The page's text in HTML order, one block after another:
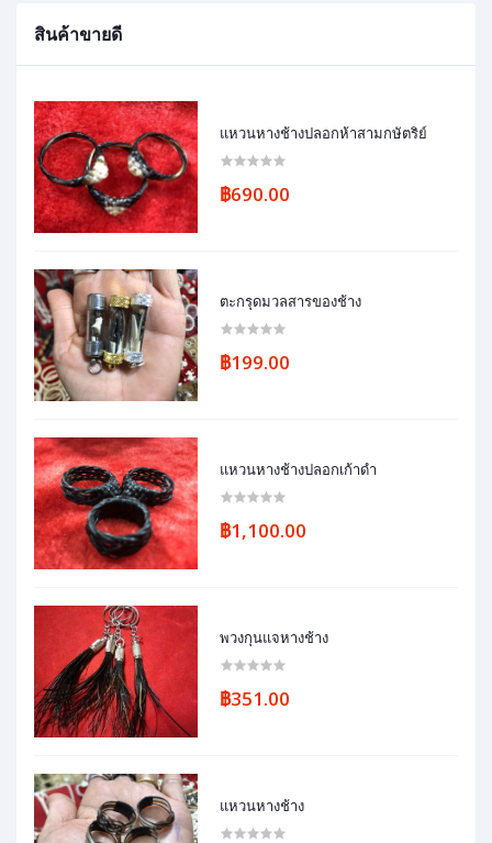
สินค้าขายดี
แหวนหางช้างปลอกห้าสามกษัตริย์
฿690.00
ตะกรุดมวลสารของช้าง
฿199.00
แหวนหางช้างปลอกเก้าดำ
฿1,100.00
พวงกุนแจหางช้าง
฿351.00
แหวนหางช้าง